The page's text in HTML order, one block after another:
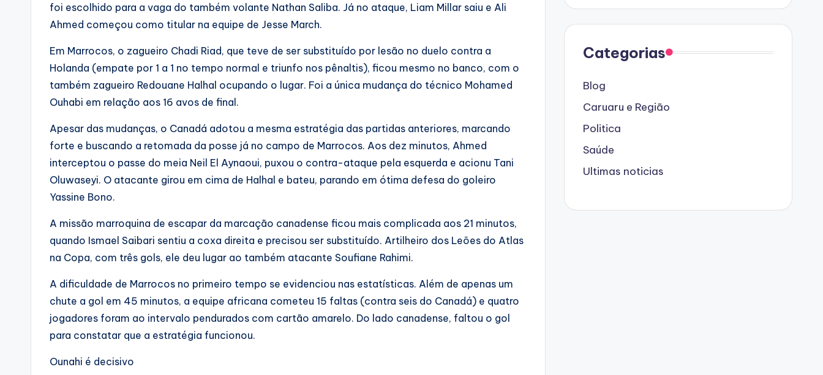
foi escolhido para a vaga do também volante Nathan Saliba. Já no ataque, Liam Millar saiu e Ali
Ahmed começou como titular na equipe de Jesse March.
Em Marrocos, o zagueiro Chadi Riad, que teve de ser substituído por lesão no duelo contra a
Holanda (empate por 1 a 1 no tempo normal e triunfo nos pênaltis), ficou mesmo no banco, com o
também zagueiro Redouane Halhal ocupando o lugar. Foi a única mudança do técnico Mohamed
Ouhabi em relação aos 16 avos de final.
Apesar das mudanças, o Canadá adotou a mesma estratégia das partidas anteriores, marcando
forte e buscando a retomada da posse já no campo de Marrocos. Aos dez minutos, Ahmed
interceptou o passe do meia Neil El Aynaoui, puxou o contra-ataque pela esquerda e acionu Tani
Oluwaseyi. O atacante girou em cima de Halhal e bateu, parando em ótima defesa do goleiro
Yassine Bono.
A missão marroquina de escapar da marcação canadense ficou mais complicada aos 21 minutos,
quando Ismael Saibari sentiu a coxa direita e precisou ser substituído. Artilheiro dos Leões do Atlas
na Copa, com três gols, ele deu lugar ao também atacante Soufiane Rahimi.
A dificuldade de Marrocos no primeiro tempo se evidenciou nas estatísticas. Além de apenas um
chute a gol em 45 minutos, a equipe africana cometeu 15 faltas (contra seis do Canadá) e quatro
jogadores foram ao intervalo pendurados com cartão amarelo. Do lado canadense, faltou o gol
para constatar que a estratégia funcionou.
Ounahi é decisivo
Categorias
Blog
Caruaru e Região
Politica
Saúde
Ultimas noticias